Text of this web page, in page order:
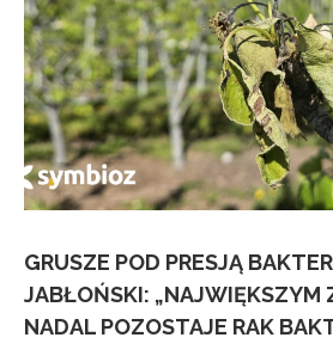
GRUSZE POD PRESJĄ
JABŁOŃSKI: „NAJWIĘKSZYM
NADAL POZOSTAJE RAK